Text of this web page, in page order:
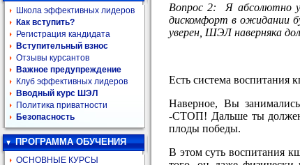
Школа эффективных лидеров
Как вступить?
Регистрация кандидата
Вступительный взнос
Отзывы курсантов
Важное предупреждение
Клуб эффективных лидеров
Вводный курс ШЭЛ
Политика приватности
Безопасность
ПРОГРАММА ОБУЧЕНИЯ
ОСНОВНЫЕ КУРСЫ
Вопрос 2: Я абсолютно
дискомфорт в ожидании
уверен, ШЭЛ наверняка
Есть система воспитания
Наверное, Вы
-СТОП! Дальше ты должен
плоды победы.
В этом суть воспитания